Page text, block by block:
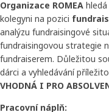
Organizace ROMEA
kolegyni na pozici
analýzu fundraisingové
fundraisingovou strategie
fundraiserem. Důležitou
dárci a vyhledávání
VHODNÁ I PRO
Pracovní náplň: